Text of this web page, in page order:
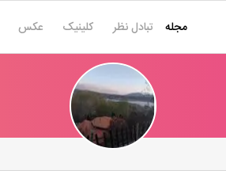
مجله تبادل نظر کلینیک عکس